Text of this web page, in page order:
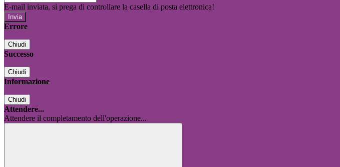
E-mail inviata, si prega di controllare la casella di posta elettronica!
Errore
Chiudi
Successo
Chiudi
Informazione
Chiudi
Attendere...
Attendere il completamento dell'operazione...